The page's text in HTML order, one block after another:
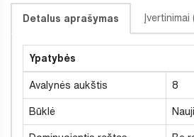
Detalus aprašymas Įvertinimai
Ypatybės
Avalynės aukštis 8
Būklė Nauji